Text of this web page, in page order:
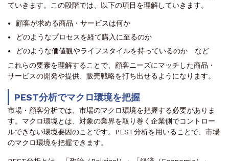
ていきます。この段階では、以下の項目を理解していきます。
顧客が求める商品・サービスは何か
どのようなプロセスを経て購入に至るのか
どのような価値観やライフスタイルを持っているのか など
これらの要素を理解することで、顧客ニーズにマッチした商品・
サービスの開発や提供、販売戦略を打ち出せるようになります。
PEST分析でマクロ環境を把握
市場・顧客分析では、市場のマクロ環境を把握する必要がありま
す。マクロ環境とは、対象の業界を取り巻く企業側でコントロー
ルできない環境要因のことです。PEST分析を用いることで、市場
のマクロ環境を把握できます。